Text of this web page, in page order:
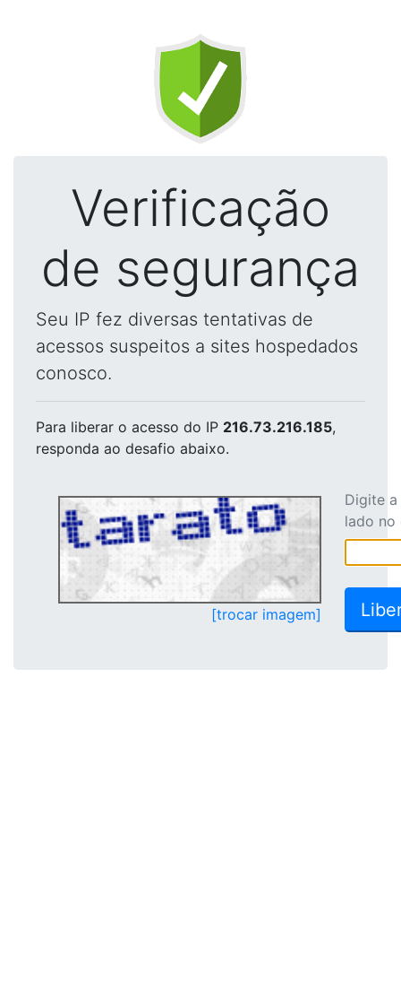
Verificação
de segurança
Seu IP fez diversas tentativas de
acessos suspeitos a sites hospedados
conosco.
Para liberar o acesso do IP 216.73.216.185,
responda ao desafio abaixo.
[trocar imagem]
Digite
lado no